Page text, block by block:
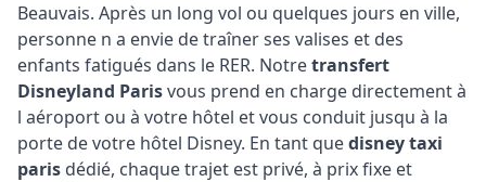
Beauvais. Après un long vol ou quelques jours en ville,
personne n a envie de traîner ses valises et des
enfants fatigués dans le RER. Notretransfert
Disneyland Parisvous prend en charge directement à
l aéroport ou à votre hôtel et vous conduit jusqu à la
porte de votre hôtel Disney. En tant quedisney taxi
paris dédié, chaque trajet est privé, à prix fixe et